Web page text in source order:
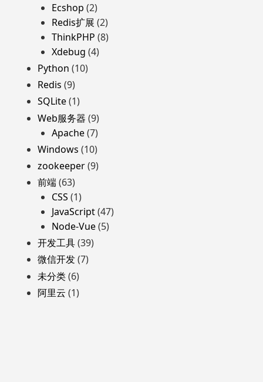
Ecshop (2)
Redis扩展 (2)
ThinkPHP (8)
Xdebug (4)
Python (10)
Redis (9)
SQLite(1)
Web服务器 (9)
Apache(7)
Windows (10)
zookeeper(9)
前端(63)
CSS (1)
JavaScript(47)
Node-Vue(5)
开发工具(39)
微信开发(7)
未分类(6)
阿里云 (1)